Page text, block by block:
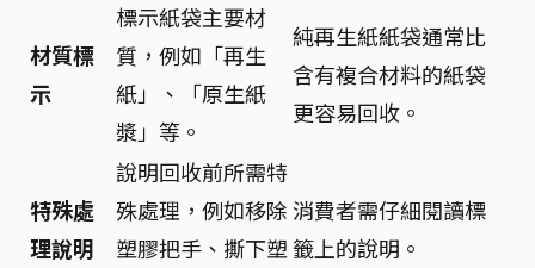
材質標
示
標示紙袋主要材
質，例如「再生
紙」、「原生紙
漿」等。
純再生紙紙袋通常比
含有複合材料的紙袋
更容易回收。
特殊處
理說明
說明回收前所需特
殊處理，例如移除
塑膠把手、撕下塑
消費者需仔細閱讀標
籤上的說明。